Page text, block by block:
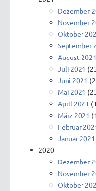
Dezember
November
Oktober
September
August 2021
Juli 2021
Juni 2021
Mai 2021
April 2021
März 2021
Februar
Januar 2021
2020
Dezember
November
Oktober